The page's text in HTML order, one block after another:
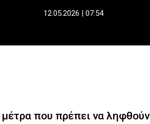
12.05.2026 | 07:54
που πρέπει να ληφθούν